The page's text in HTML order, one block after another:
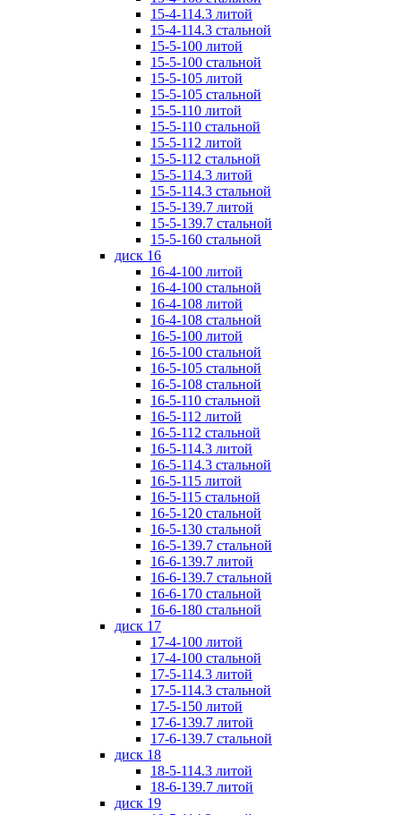
15-4-114.3 литой
15-4-114.3 стальной
15-5-100 литой
15-5-100 стальной
15-5-105 литой
15-5-105 стальной
15-5-110 литой
15-5-110 стальной
15-5-112 литой
15-5-112 стальной
15-5-114.3 литой
15-5-114.3 стальной
15-5-139.7 литой
15-5-139.7 стальной
15-5-160 стальной
диск 16
16-4-100 литой
16-4-100 стальной
16-4-108 литой
16-4-108 стальной
16-5-100 литой
16-5-100 стальной
16-5-105 стальной
16-5-108 стальной
16-5-110 стальной
16-5-112 литой
16-5-112 стальной
16-5-114.3 литой
16-5-114.3 стальной
16-5-115 литой
16-5-115 стальной
16-5-120 стальной
16-5-130 стальной
16-5-139.7 стальной
16-6-139.7 литой
16-6-139.7 стальной
16-6-170 стальной
16-6-180 стальной
диск 17
17-4-100 литой
17-4-100 стальной
17-5-114.3 литой
17-5-114.3 стальной
17-5-150 литой
17-6-139.7 литой
17-6-139.7 стальной
диск 18
18-5-114.3 литой
18-6-139.7 литой
диск 19